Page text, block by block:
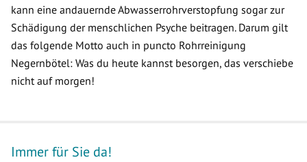
kann eine andauernde Abwasserrohrverstopfung sogar zur
Schädigung der menschlichen Psyche beitragen. Darum gilt
das folgende Motto auch in puncto Rohrreinigung
Negernbötel: Was du heute kannst besorgen, das verschiebe
nicht auf morgen!
Immer für Sie da!